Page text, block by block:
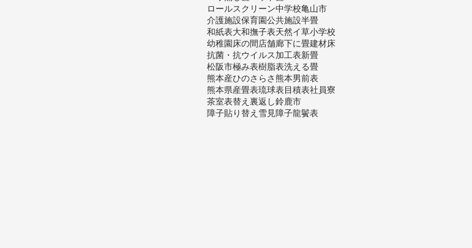
ロールスクリーン中学校亀山市
介護施設保育園公共施設半畳
和紙表大和撫子表天然イ草小学校
幼稚園床の間店舗廊下に畳建材床
抗菌・抗ウイルス加工表新畳
松阪市極み表樹脂表洗える畳
熊本産ひのさらさ熊本男前表
熊本県産畳表琉球表目積表社員寮
茶室表替え 裏返し鈴鹿市
障子貼り替え 雪見障子龍鬢表